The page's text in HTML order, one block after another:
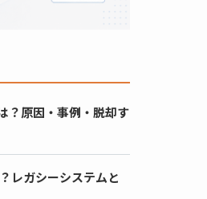
？原因・事例・脱却す
レガシーシステムと